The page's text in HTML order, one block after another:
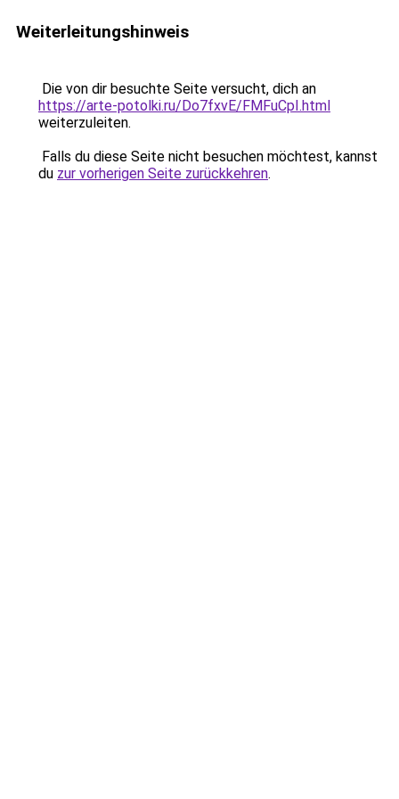
Weiterleitungshinweis
Die von dir besuchte Seite versucht, dich an
https://arte-potolki.ru/Do7fxvE/FMFuCpI.html
weiterzuleiten.
Falls du diese Seite nicht besuchen möchtest, kannst
du zur vorherigen Seite zurückkehren.